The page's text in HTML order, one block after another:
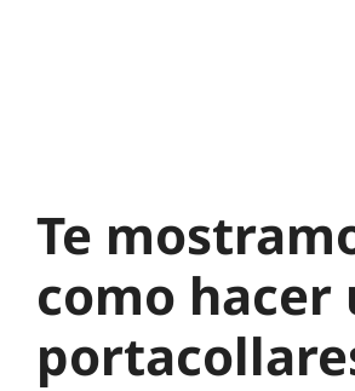
Te
como hacer